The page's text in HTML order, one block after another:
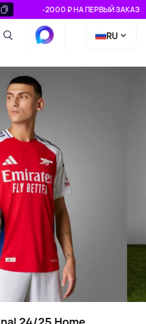
-2000 ₽ НА ПЕРВЫЙ ЗАКАЗ
RU